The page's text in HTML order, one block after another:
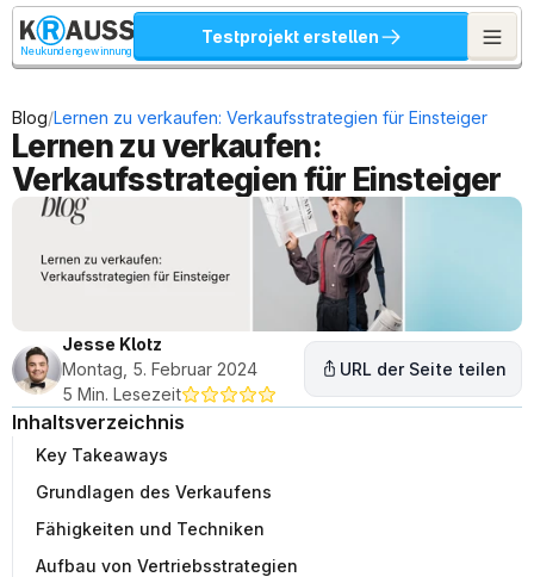
Neukundengewinnung
Testprojekt erstellen
Blog/Lernen zu verkaufen: Verkaufsstrategien für Einsteiger
Lernen zu verkaufen:
Verkaufsstrategien für Einsteiger
Jesse Klotz
Montag, 5. Februar 2024
5 Min. Lesezeit
URL der Seite teilen
Inhaltsverzeichnis
Key Takeaways
Grundlagen des Verkaufens
Fähigkeiten und Techniken
Aufbau von Vertriebsstrategien